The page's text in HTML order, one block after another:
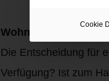
Wohnkomfort hängt
Die Entscheidung für
Verfügung? Ist zum
Cookie